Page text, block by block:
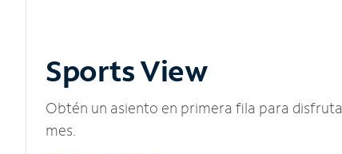
Sports View
Obtén un asiento en primera fila para
mes.